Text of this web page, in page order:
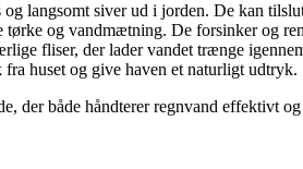
langsomt siver ud i jorden. De kan
tørke og vandmætning. De forsinker og
fliser, der lader vandet trænge
huset og give haven et naturligt udtryk.
der både håndterer regnvand effektivt